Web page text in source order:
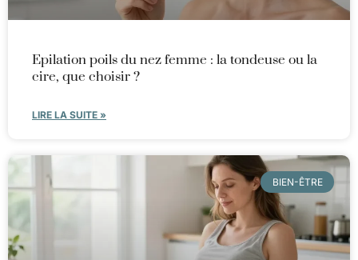
Epilation poils du nez femme : la tondeuse ou la
cire, que choisir ?
LIRE LA SUITE »
BIEN-ÊTRE